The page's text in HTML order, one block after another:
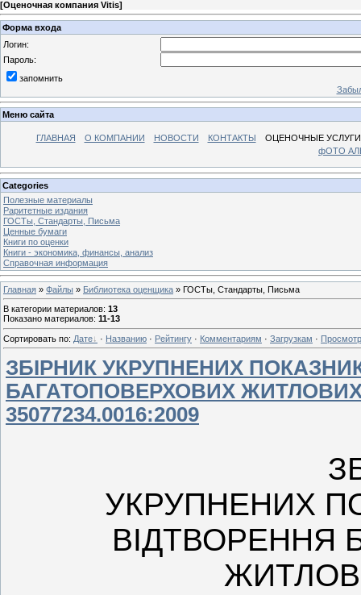
[Оценочная компания Vitis]
Форма входа
Логин:
Пароль:
запомнить
Меню сайта
ГЛАВНАЯ О КОМПАНИИ НОВОСТИ КОНТАКТЫ
ОЦЕНОЧНЫЕ УСЛУГИ
фОТО
Categories
Полезные материалы
Раритетные издания
ГОСТы, Стандарты, Письма
Ценные бумаги
Книги по оценки
Книги - экономика, финансы, анализ
Справочная информация
Главная » Файлы » Библиотека оценщика » ГОСТы, Стандарты, Письма
В категории материалов: 13
Показано материалов: 11-13
Сортировать по: Дате · Названию · Рейтингу · Комментариям · Загрузкам ·
ЗБІРНИК УКРУПНЕНИХ
БАГАТОПОВЕРХОВИХ ЖИТЛОВИХ
35077234.0016:2009
УКРУПНЕНИХ
ВІДТВОРЕННЯ